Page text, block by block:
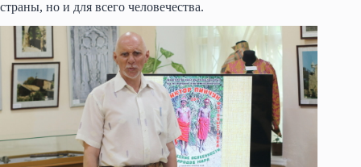
страны, но и для всего человечества.